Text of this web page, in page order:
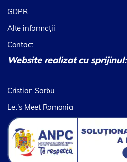
GDPR
Alte informaţii
Contact
Website realizat cu sprijinul:
Cristian Sarbu
Let's Meet Romania